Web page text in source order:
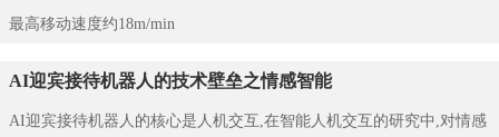
最高移动速度约18m/min
AI迎宾接待机器人的技术壁垒之情感智能
AI迎宾接待机器人的核心是人机交互,在智能人机交互的研究中,对情感